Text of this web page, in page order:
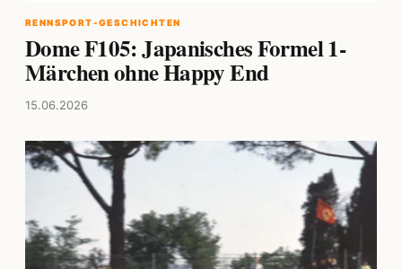
RENNSPORT-GESCHICHTEN
Dome F105: Japanisches Formel 1-
Märchen ohne Happy End
15.06.2026